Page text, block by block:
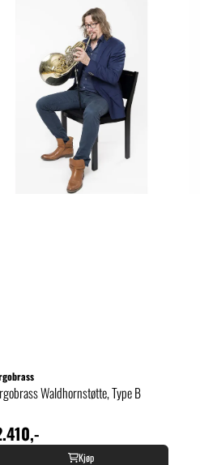
Waldhornstøtte, Type B
Kjøp